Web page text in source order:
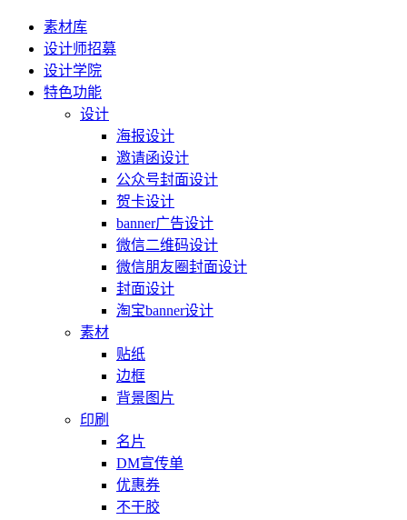
素材库
设计师招募
设计学院
特色功能
设计
海报设计
邀请函设计
公众号封面设计
贺卡设计
banner广告设计
微信二维码设计
微信朋友圈封面设计
封面设计
淘宝banner设计
素材
贴纸
边框
背景图片
印刷
名片
DM宣传单
优惠券
不干胶